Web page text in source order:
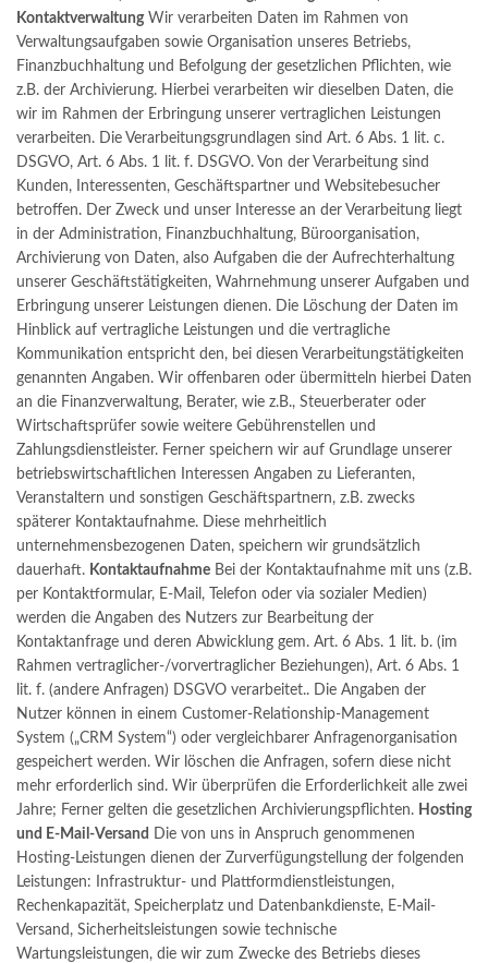
KontaktverwaltungWir verarbeiten Daten im Rahmen von
Verwaltungsaufgaben sowie Organisation unseres Betriebs,
Finanzbuchhaltung und Befolgung der gesetzlichen Pflichten, wie
z.B. der Archivierung. Hierbei verarbeiten wir dieselben Daten, die
wir im Rahmen der Erbringung unserer vertraglichen Leistungen
verarbeiten. Die Verarbeitungsgrundlagen sind Art. 6 Abs. 1 lit. c.
DSGVO, Art. 6 Abs. 1 lit. f. DSGVO. Von der Verarbeitung sind
Kunden, Interessenten, Geschäftspartner und Websitebesucher
betroffen. Der Zweck und unser Interesse an der Verarbeitung liegt
in der Administration, Finanzbuchhaltung, Büroorganisation,
Archivierung von Daten, also Aufgaben die der Aufrechterhaltung
unserer Geschäftstätigkeiten, Wahrnehmung unserer Aufgaben und
Erbringung unserer Leistungen dienen. Die Löschung der Daten im
Hinblick auf vertragliche Leistungen und die vertragliche
Kommunikation entspricht den, bei diesen Verarbeitungstätigkeiten
genannten Angaben. Wir offenbaren oder übermitteln hierbei Daten
an die Finanzverwaltung, Berater, wie z.B., Steuerberater oder
Wirtschaftsprüfer sowie weitere Gebührenstellen und
Zahlungsdienstleister. Ferner speichern wir auf Grundlage unserer
betriebswirtschaftlichen Interessen Angaben zu Lieferanten,
Veranstaltern und sonstigen Geschäftspartnern, z.B. zwecks
späterer Kontaktaufnahme. Diese mehrheitlich
unternehmensbezogenen Daten, speichern wir grundsätzlich
dauerhaft. Kontaktaufnahme Bei der Kontaktaufnahme mit uns (z.B.
per Kontaktformular, E-Mail, Telefon oder via sozialer Medien)
werden die Angaben des Nutzers zur Bearbeitung der
Kontaktanfrage und deren Abwicklung gem. Art. 6 Abs. 1 lit. b. (im
Rahmen vertraglicher-/vorvertraglicher Beziehungen), Art. 6 Abs. 1
lit. f. (andere Anfragen) DSGVO verarbeitet.. Die Angaben der
Nutzer können in einem Customer-Relationship-Management
System („CRM System“) oder vergleichbarer Anfragenorganisation
gespeichert werden. Wir löschen die Anfragen, sofern diese nicht
mehr erforderlich sind. Wir überprüfen die Erforderlichkeit alle zwei
Jahre; Ferner gelten die gesetzlichen Archivierungspflichten. Hosting
und E-Mail-Versand Die von uns in Anspruch genommenen
Hosting-Leistungen dienen der Zurverfügungstellung der folgenden
Leistungen: Infrastruktur- und Plattformdienstleistungen,
Rechenkapazität, Speicherplatz und Datenbankdienste, E-Mail-
Versand, Sicherheitsleistungen sowie technische
Wartungsleistungen, die wir zum Zwecke des Betriebs dieses